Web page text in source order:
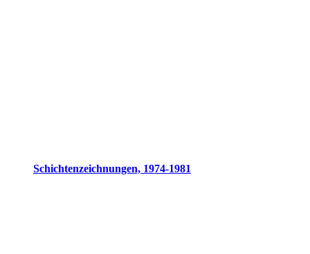
Schichtenzeichnungen, 1974-1981